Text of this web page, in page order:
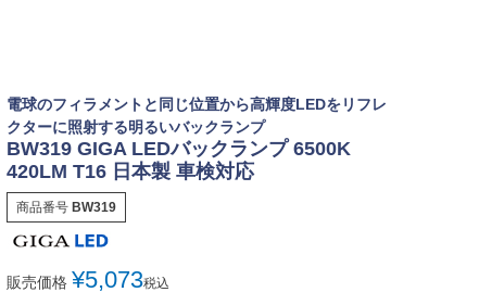
電球のフィラメントと同じ位置から高輝度LEDをリフレ
クターに照射する明るいバックランプ
BW319 GIGA LEDバックランプ 6500K
420LM T16 日本製 車検対応
商品番号 BW319
販売価格 ¥5,073税込